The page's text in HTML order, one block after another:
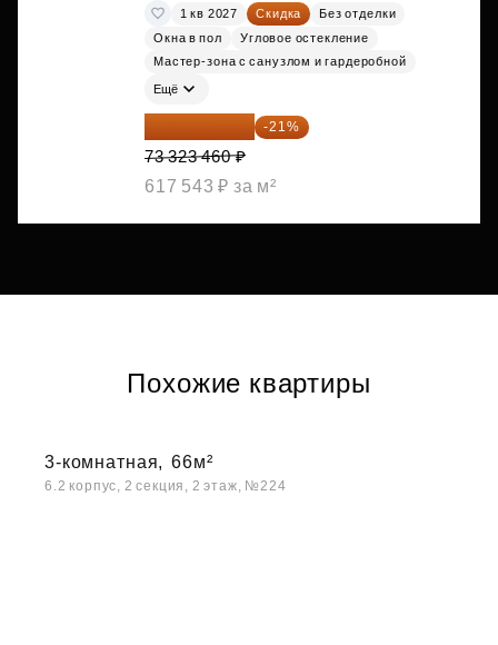
1 кв 2027 Скидка
Без отделки
Окна в пол
Угловое остекление
Мастер-зона с санузлом и гардеробной
Ещё
57 925 533 ₽ -21%
73 323 460 ₽
617 543 ₽ за м²
Похожие квартиры
3-комнатная, 66м²
6.2 корпус, 2 секция, 2 этаж, №224